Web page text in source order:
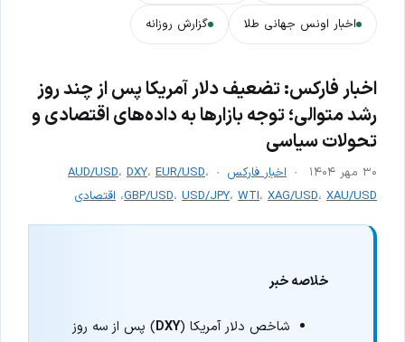
اخبار اونس جهانی طلا گزارش روزانه
اخبار فارکس: تضعیف دلار آمریکا پس از چند روز
رشد متوالی؛ توجه بازارها به داده‌های اقتصادی و
تحولات سیاسی
۳۰ مهر ۱۴۰۴ اخبار فارکس AUD/USD، DXY، EUR/USD،
GBP/USD، USD/JPY، WTI، XAG/USD، XAU/USD ، اقتصادی
خلاصه خبر
شاخص دلار آمریکا (DXY) پس از سه روز